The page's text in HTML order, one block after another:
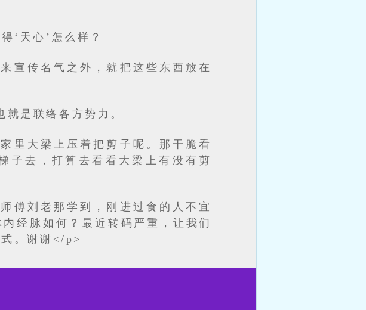
‘天心’怎么样？
宣传名气之外，就把这些东西放在
是联络各方势力。
里大梁上压着把剪子呢。那干脆看
子去，打算去看看大梁上有没有剪
傅刘老那学到，刚进过食的人不宜
经脉如何？最近转码严重，让我们
。谢谢</p>